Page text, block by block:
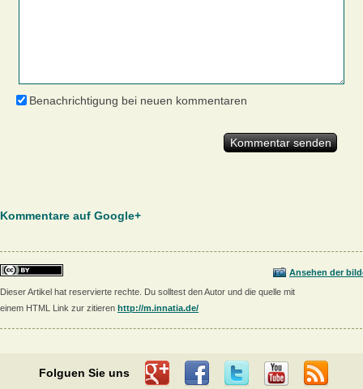
Benachrichtigung bei neuen kommentaren
Kommentare auf Google+
Ansehen der
Dieser Artikel hat reservierte rechte. Du solltest den Autor und die quelle mit
einem HTML Link zur zitieren http://m.innatia.de/
Folguen Sie uns